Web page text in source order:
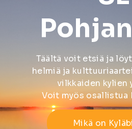
Täältä voit etsiä ja
helmiä ja
vilkkaiden kylien
Voit myös osallistua
Mikä on